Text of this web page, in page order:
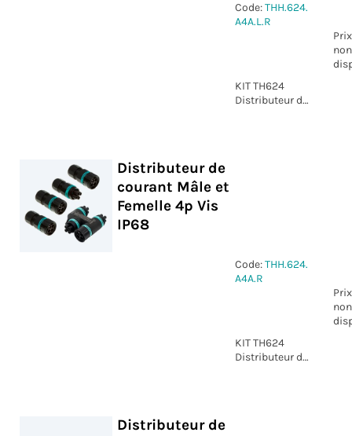
Code:THH.624.
A4A.L.R
Prix
non
KIT TH624
Distributeur de
Distributeur de
courant Mâle et
Femelle 4p Vis
IP68
Code:THH.624.
A4A.R
Prix
non
KIT TH624
Distributeur de
Distributeur de